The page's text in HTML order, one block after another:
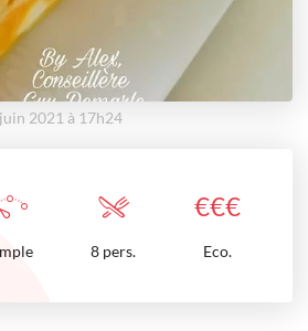
2021 à 17h24
€€€
8 pers. Eco.